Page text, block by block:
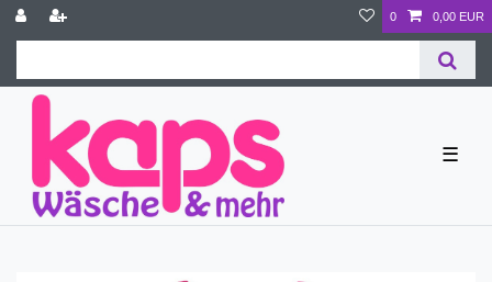
0 0,00 EUR
☰